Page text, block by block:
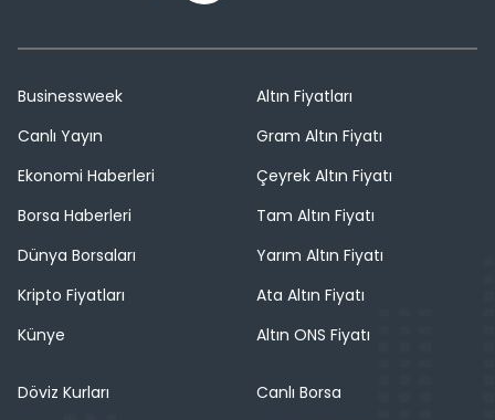
Businessweek
Canlı Yayın
Ekonomi Haberleri
Borsa Haberleri
Dünya Borsaları
Kripto Fiyatları
Künye
Altın Fiyatları
Gram Altın Fiyatı
Çeyrek Altın Fiyatı
Tam Altın Fiyatı
Yarım Altın Fiyatı
Ata Altın Fiyatı
Altın ONS Fiyatı
Döviz Kurları
Canlı Borsa